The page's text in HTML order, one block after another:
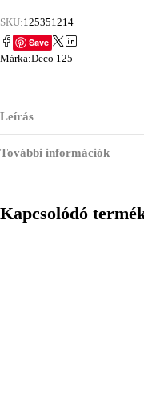
SKU:125351214
Save
Márka:Deco 125
Leírás
További információk
Kapcsolódó